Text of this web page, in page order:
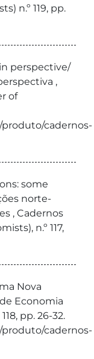
n.º 119, pp.
perspective/
,
of
cadernos-
some
norte-
, Cadernos
n.º 117,
Nova
Economia
pp. 26-32.
cadernos-